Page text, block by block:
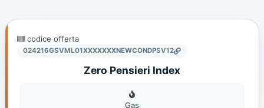
codice offerta
024216GSVML01XXXXXXXNEWCONDPSV12
Zero Pensieri Index
Gas
Gas